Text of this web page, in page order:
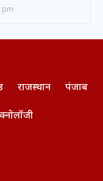
pm
राजस्थान पंजाब